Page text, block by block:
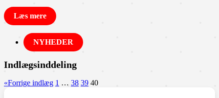
Læs mere
NYHEDER
Indlægsinddeling
«Forrige indlæg 1 … 38 39 40